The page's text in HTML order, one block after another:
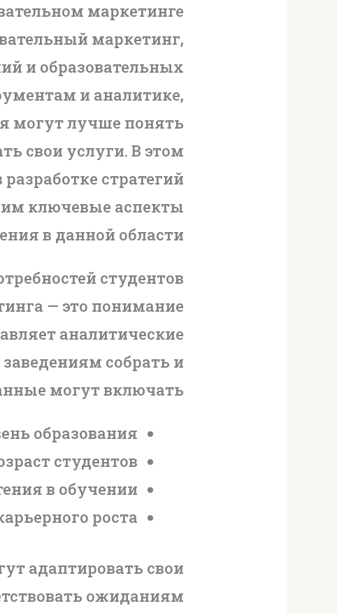
маркетинге
маркетинг,
и образовательных
и аналитике,
могут лучше понять
свои услуги. В этом
стратегий
ключевые аспекты
в данной области.
студентов
— это понимание
аналитические
собрать и
могут включать:
образования
студентов
в обучении
роста
адаптировать свои
ожиданиям